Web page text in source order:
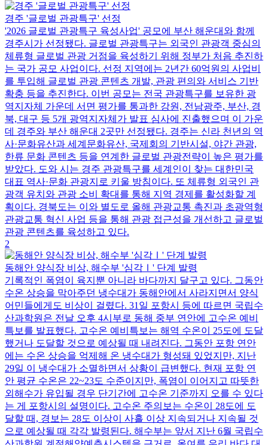
경주 '글로벌 관광특구' 선정
'2026 글로벌 관광특구 육성사업' 공모에 부산 해운대와 함께
경주시가 선정됐다. 글로벌 관광특구는 외국인 관광객 중심의
체류형 글로벌 관광 거점을 육성하기 위해 정부가 처음 추진하
는 국가 공모 사업이다. 선정 지역에는 2년간 60억원의 사업비
를 투입해 글로벌 관광 콘텐츠 개발, 관광 편의와 서비스 기반
확충 등을 추진한다. 이번 공모는 전국 관광특구를 보유한 광
역지자체 가운데 서면 평가를 통과한 강원, 전남광주, 부산, 경
북, 대구 등 5개 광역지자체가 발표 심사에 진출했으며 이 가운
데 경주와 부산 해운대 2곳만 선정됐다. 경주는 신라 천년의 역
사·문화유산과 세계문화유산, 국제회의 기반시설, 야간 관광,
한류 문화 콘텐츠 등을 연계한 글로벌 관광전략이 높은 평가를
받았다. 도와 시는 경주 관광특구를 세계인이 찾는 대한민국
대표 역사·문화 관광지로 키울 방침이다. 또 체류형 외국인 관
광객 유치와 관광 소비 확대를 통해 지역 경제를 활성화할 계
획이다. 경북도는 이와 별도로 올해 관광교통 촉진과 초광역형
관광교통 혁신 사업 등을 통해 관광 접근성을 개선하고 글로벌
관광 콘텐츠를 육성하고 있다.
2
동해안 양식장 비상, 해수부 '심각Ⅰ' 단계 발령
기록적인 폭염이 육지뿐 아니라 바다까지 달구고 있다. 그동안
수온 상승을 막아주던 냉수대가 동해안에서 사라지면서 양식
어민들에게도 비상이 걸렸다. 31일 포항시 등에 따르면 국립수
산과학원은 전날 오후 4시부로 동해 중부 연안에 고수온 예비
특보를 발표했다. 고수온 예비특보는 해역 수온이 25도에 도달
했거나 도달할 것으로 예상될 때 내려진다. 그동안 포항 연안
에는 수온 상승을 억제해 온 냉수대가 형성돼 있었지만, 지난
29일 이 냉수대가 소멸하면서 상황이 급변했다. 현재 포항 연
안 평균 수온은 22~23도 수준이지만, 폭염이 이어지고 따뜻한
외해수가 유입될 경우 단기간에 고수온 기준까지 오를 수 있다
는 게 포항시의 설명이다. 고수온 주의보는 수온이 28도에 도
달할 때, 경보는 28도 이상이 사흘 이상 지속되거나 지속될 것
으로 예상될 때 각각 발령된다. 해수부는 앞서 지난 6월 국립수